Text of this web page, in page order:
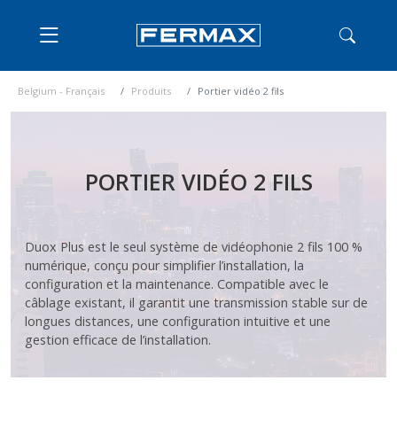
Belgium - Français Produits Portier vidéo 2 fils
PORTIER VIDÉO 2 FILS
Duox Plus est le seul système de vidéophonie 2 fils 100 %
numérique, conçu pour simplifier l’installation, la
configuration et la maintenance. Compatible avec le
câblage existant, il garantit une transmission stable sur de
longues distances, une configuration intuitive et une
gestion efficace de l’installation.